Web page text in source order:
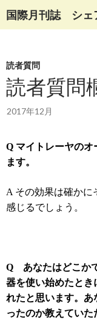
国際月刊誌 シェ
検
索
ン
ツ
へ
移
読者質問
読者質問
2017年12月
Q マイトレーヤの
ます。
A その効果は確かに
感じるでしょう。
Q あなたはどこか
器を使い始めたとき
れたと思います。あ
ったのか教えていた